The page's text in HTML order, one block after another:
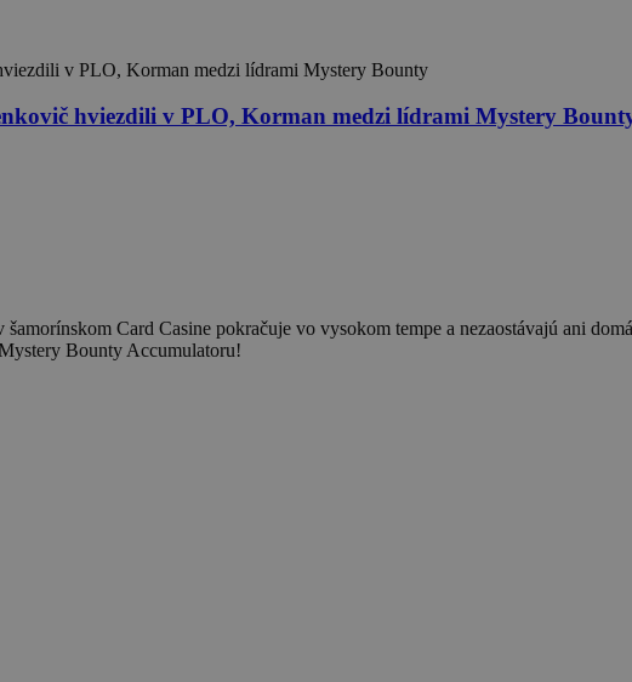
hviezdili v PLO, Korman medzi lídrami Mystery
Card Casine pokračuje vo vysokom tempe a nezaostávajú ani
Bounty Accumulatoru!